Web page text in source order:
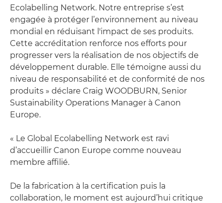
Ecolabelling Network. Notre entreprise s’est
engagée à protéger l’environnement au niveau
mondial en réduisant l'impact de ses produits.
Cette accréditation renforce nos efforts pour
progresser vers la réalisation de nos objectifs de
développement durable. Elle témoigne aussi du
niveau de responsabilité et de conformité de nos
produits » déclare Craig WOODBURN, Senior
Sustainability Operations Manager à Canon
Europe.
« Le Global Ecolabelling Network est ravi
d’accueillir Canon Europe comme nouveau
membre affilié.
De la fabrication à la certification puis la
collaboration, le moment est aujourd’hui critique